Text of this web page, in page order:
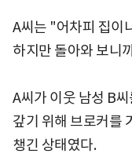
A씨는 "어차피 집이
하지만 돌아와 보니
A씨가 이웃 남성 B
갚기 위해 브로커를
챙긴 상태였다.